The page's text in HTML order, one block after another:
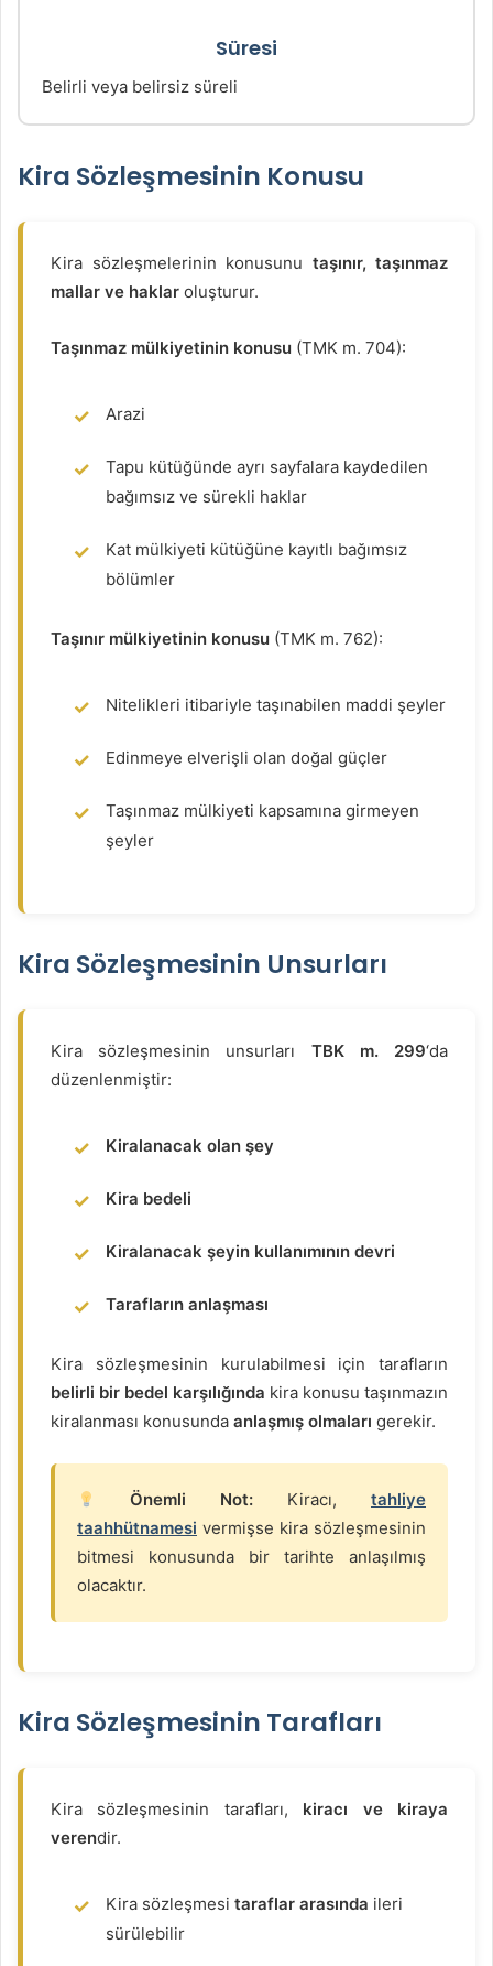
Süresi
Belirli veya belirsiz süreli
Kira Sözleşmesinin Konusu
Kira sözleşmelerinin konusunu taşınır, taşınmaz
mallar ve haklar oluşturur.
Taşınmaz mülkiyetinin konusu (TMK m. 704):
Arazi
Tapu kütüğünde ayrı sayfalara kaydedilen
bağımsız ve sürekli haklar
Kat mülkiyeti kütüğüne kayıtlı bağımsız
bölümler
Taşınır mülkiyetinin konusu (TMK m. 762):
Nitelikleri itibariyle taşınabilen maddi şeyler
Edinmeye elverişli olan doğal güçler
Taşınmaz mülkiyeti kapsamına girmeyen
şeyler
Kira Sözleşmesinin Unsurları
Kira sözleşmesinin unsurları TBK m. 299‘da
düzenlenmiştir:
Kiralanacak olan şey
Kira bedeli
Kiralanacak şeyin kullanımının devri
Tarafların anlaşması
Kira sözleşmesinin kurulabilmesi için tarafların
belirli bir bedel karşılığında kira konusu taşınmazın
kiralanması konusunda anlaşmış olmaları gerekir.
Önemli Not: Kiracı, tahliye
taahhütnamesi vermişse kira sözleşmesinin
bitmesi konusunda bir tarihte anlaşılmış
olacaktır.
Kira Sözleşmesinin Tarafları
Kira sözleşmesinin tarafları, kiracı ve kiraya
verendir.
Kira sözleşmesi taraflar arasında ileri
sürülebilir